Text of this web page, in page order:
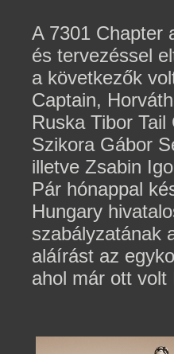
A 7301 Chapter
és tervezéssel
a következők
Captain,
Ruska Tibor
Szikora Gábor
illetve Zsabin
Pár hónappal
Hungary
szabályzatának
aláírást az
ahol már ott